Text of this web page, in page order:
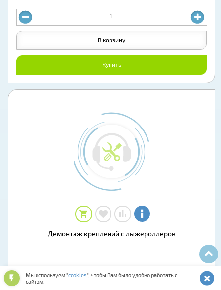
Купить
В корзину
Демонтаж креплений с лыжероллеров
300 ₽
Мы используем "cookies", чтобы Вам было удобно работать с
сайтом.